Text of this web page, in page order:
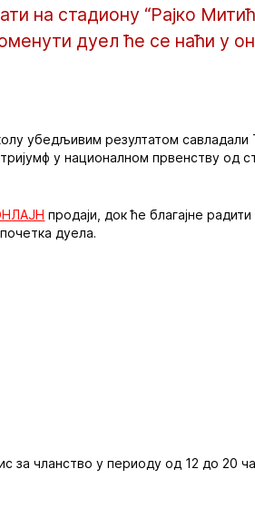
на стадиону “Рајко
дуел ће се наћи у
убедљивим резултатом савладали
у националном првенству од
продаји, док ће благајне
дуела.
за чланство у периоду од 12 до 20